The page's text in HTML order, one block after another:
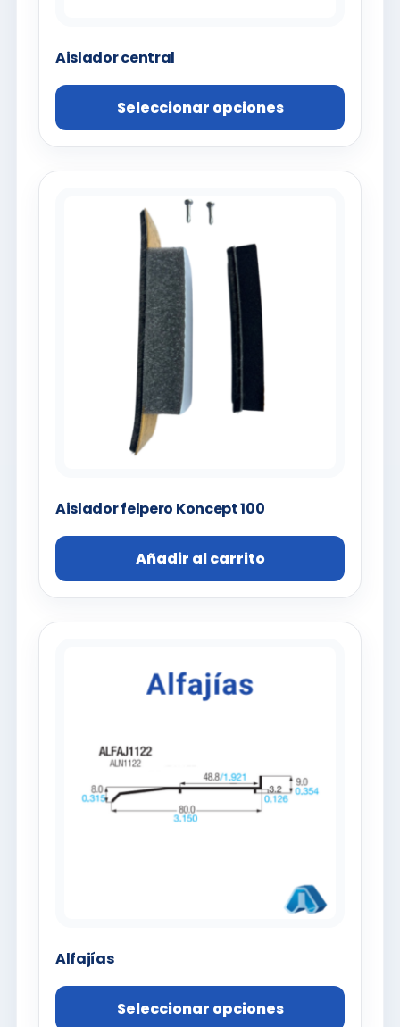
Aislador central
Seleccionar opciones
Aislador felpero Koncept 100
Añadir al carrito
Alfajías
Seleccionar opciones